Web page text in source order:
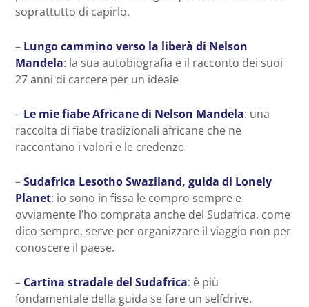
soprattutto di capirlo.
– Lungo cammino verso la liberà di Nelson
Mandela: la sua autobiografia e il racconto dei suoi
27 anni di carcere per un ideale
– Le mie fiabe Africane di Nelson Mandela: una
raccolta di fiabe tradizionali africane che ne
raccontano i valori e le credenze
–Sudafrica Lesotho Swaziland, guida di Lonely
Planet: io sono in fissa le compro sempre e
ovviamente l’ho comprata anche del Sudafrica, come
dico sempre, serve per organizzare il viaggio non per
conoscere il paese.
– Cartina stradale del Sudafrica: è più
fondamentale della guida se fare un selfdrive.